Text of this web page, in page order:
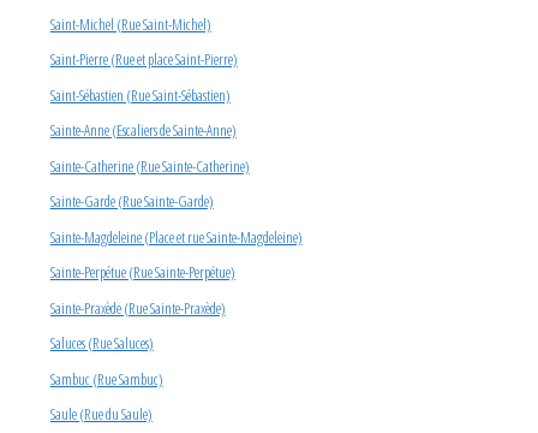
Saint-Michel (Rue Saint-Michel)
Saint-Pierre (Rue et place Saint-Pierre)
Saint-Sébastien (Rue Saint-Sébastien)
Sainte-Anne (Escaliers de Sainte-Anne)
Sainte-Catherine (Rue Sainte-Catherine)
Sainte-Garde (Rue Sainte-Garde)
Sainte-Magdeleine (Place et rue Sainte-Magdeleine)
Sainte-Perpétue (Rue Sainte-Perpétue)
Sainte-Praxède (Rue Sainte-Praxède)
Saluces (Rue Saluces)
Sambuc (Rue Sambuc)
Saule (Rue du Saule)